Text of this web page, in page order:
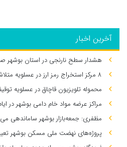
آخرین اخبار
هشدار سطح نارنجی در استان بوشهر
۸ مرکز استخراج رمز ارز در عسلویه متلاشی شد
محموله تلویزیون قاچاق در عسلویه
مراکز عرضه مواد خام دامی بوشهر در
مظفری: جمعه‌بازار بوشهر ساماندهی
پروژه‌های نهضت ملی مسکن بوشهر